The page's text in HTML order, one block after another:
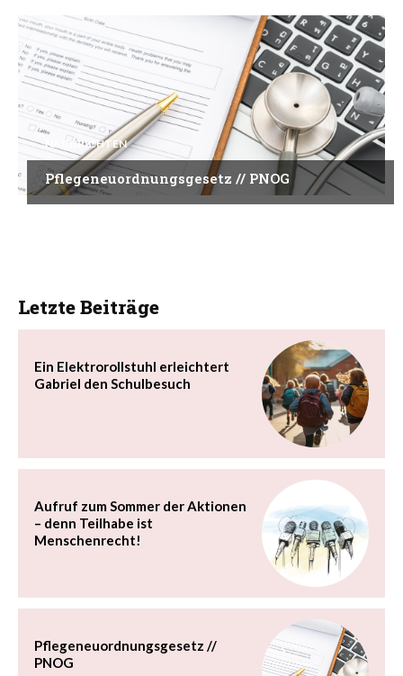
NACHRICHTEN
Pflegeneuordnungsgesetz // PNOG
Letzte Beiträge
Ein Elektrorollstuhl erleichtert
Gabriel den Schulbesuch
Aufruf zum Sommer der Aktionen
– denn Teilhabe ist
Menschenrecht!
Pflegeneuordnungsgesetz //
PNOG